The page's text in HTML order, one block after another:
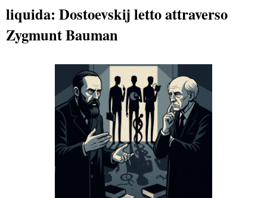
liquida: Dostoevskij letto attraverso
Zygmunt Bauman